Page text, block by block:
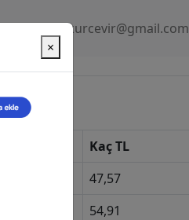
kurcevir@gmail.com
Kaç TL
47,57
54,91
×